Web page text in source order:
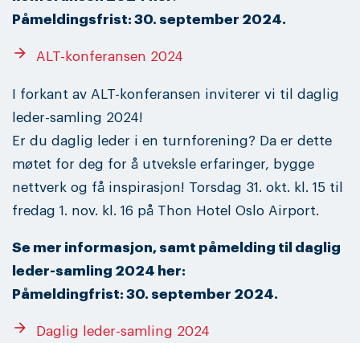
Påmeldingsfrist: 30. september 2024.
arrow_forward ALT-konferansen 2024
I forkant av ALT-konferansen inviterer vi til daglig
leder-samling 2024!
Er du daglig leder i en turnforening? Da er dette
møtet for deg for å utveksle erfaringer, bygge
nettverk og få inspirasjon! Torsdag 31. okt. kl. 15 til
fredag 1. nov. kl. 16 på Thon Hotel Oslo Airport.
Se mer informasjon, samt påmelding til daglig
leder-samling 2024 her:
Påmeldingfrist: 30. september 2024.
arrow_forward Daglig leder-samling 2024